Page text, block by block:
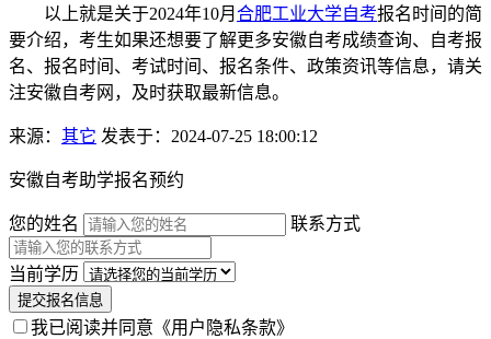
以上就是关于2024年10月 合肥工业大学自考报名时间的简
要介绍，考生如果还想要了解更多安徽自考成绩查询、自考报
名、报名时间、考试时间、报名条件、政策资讯等信息，请关
注安徽自考网，及时获取最新信息。
来源： 其它 发表于：2024-07-25 18:00:12
安徽自考助学报名预约
您的姓名 联系方式
当前学历
提交报名信息
我已阅读并同意 《用户隐私条款》